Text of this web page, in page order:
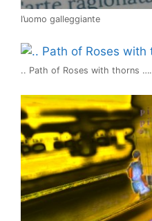
l’uomo galleggiante
.. Path of Roses with thorns ….